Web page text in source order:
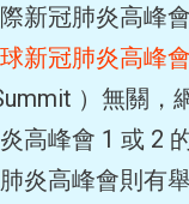
新冠肺炎高峰
新冠肺炎高峰
）無關，
高峰會 1 或 2
炎高峰會則有